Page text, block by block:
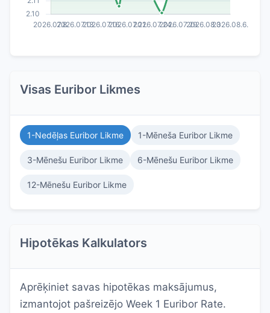
Visas Euribor Likmes
1-Nedēļas Euribor Likme 1-Mēneša Euribor Likme
3-Mēnešu Euribor Likme 6-Mēnešu Euribor Likme
12-Mēnešu Euribor Likme
Hipotēkas Kalkulators
Aprēķiniet savas hipotēkas maksājumus,
izmantojot pašreizējo Week 1 Euribor Rate.